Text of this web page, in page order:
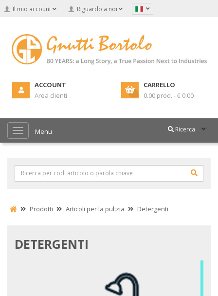
Il mio account Riguardo a noi
ACCOUNT
Area clienti
CARRELLO
0.00 prod. - € 0.00
Menu Ricerca
Prodotti Articoli per la pulizia Detergenti
DETERGENTI